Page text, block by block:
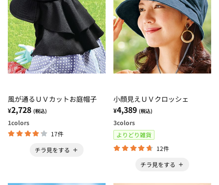
風が通るＵＶカットお庭帽子
¥2,728 (税込)
1colors
17件
チラ見をする
小顔見えＵＶクロッシェ
¥4,389 (税込)
3colors
よりどり雑貨
12件
チラ見をする